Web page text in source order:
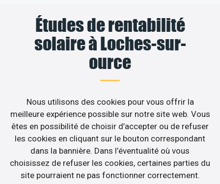
Études de rentabilité
solaire à Loches-sur-
ource
Nous utilisons des cookies pour vous offrir la
meilleure expérience possible sur notre site web. Vous
êtes en possibilité de choisir d’accepter ou de refuser
les cookies en cliquant sur le bouton correspondant
dans la bannière. Dans l’éventualité où vous
choisissez de refuser les cookies, certaines parties du
site pourraient ne pas fonctionner correctement.